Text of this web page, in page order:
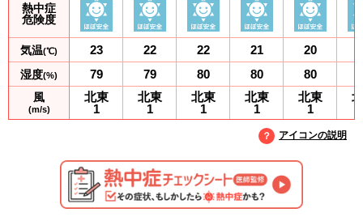
熱中症
危険度
気温(℃)
湿度(%)
風
(m/s)
23
79
北東
1
22
79
北東
1
22
80
北東
1
21
80
北東
1
20
80
北東
1
アイコンの説明